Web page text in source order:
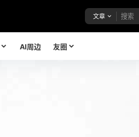
文章
AI周边 友圈